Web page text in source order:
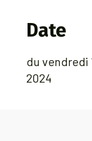
Date
du vendredi
2024